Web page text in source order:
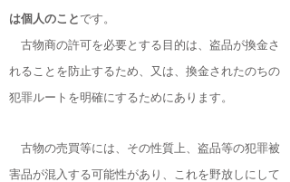
は個人のこと です。
古物商の許可を必要とする目的は、盗品が換金さ
れることを防止するため、又は、換金されたのちの
犯罪ルートを明確にするためにあります。
古物の売買等には、その性質上、盗品等の犯罪被
害品が混入する可能性があり、 これを野放しにして